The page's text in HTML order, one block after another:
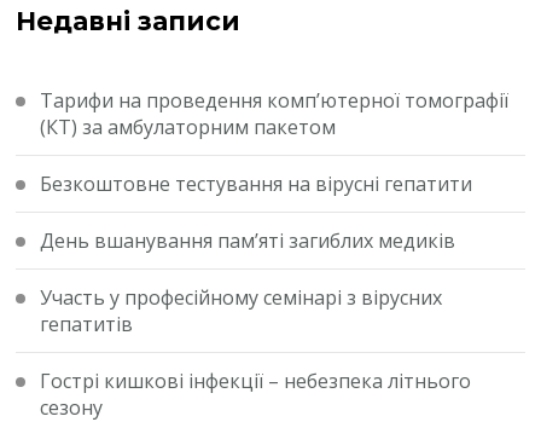
Недавні записи
Тарифи на проведення комп’ютерної томографії
(КТ) за амбулаторним пакетом
Безкоштовне тестування на вірусні гепатити
День вшанування пам’яті загиблих медиків
Участь у професійному семінарі з вірусних
гепатитів
Гострі кишкові інфекції – небезпека літнього
сезону